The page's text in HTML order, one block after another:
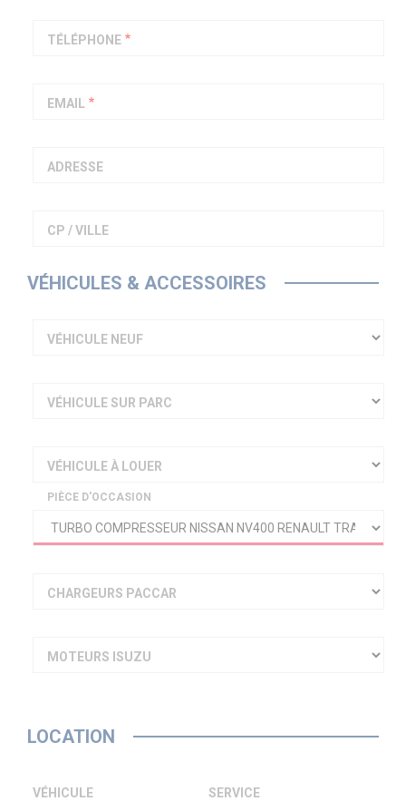
TÉLÉPHONE
EMAIL
ADRESSE
CP / VILLE
VÉHICULES & ACCESSOIRES
VÉHICULE NEUF
VÉHICULE SUR PARC
VÉHICULE À LOUER
PIÈCE D'OCCASION
CHARGEURS PACCAR
MOTEURS ISUZU
LOCATION
VÉHICULE SERVICE